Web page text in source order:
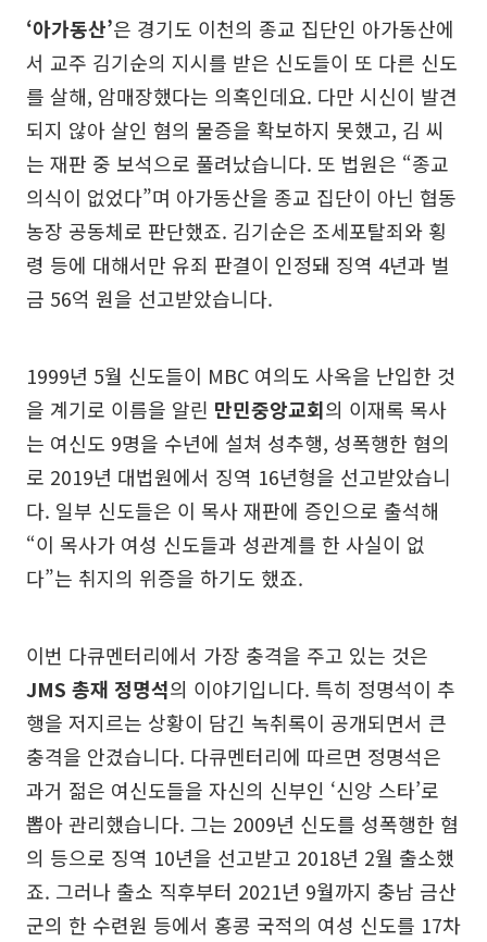
‘아가동산’은 경기도 이천의 종교 집단인 아가동산에
서 교주 김기순의 지시를 받은 신도들이 또 다른 신도
를 살해, 암매장했다는 의혹인데요. 다만 시신이 발견
되지 않아 살인 혐의 물증을 확보하지 못했고, 김 씨
는 재판 중 보석으로 풀려났습니다. 또 법원은 “종교
의식이 없었다”며 아가동산을 종교 집단이 아닌 협동
농장 공동체로 판단했죠. 김기순은 조세포탈죄와 횡
령 등에 대해서만 유죄 판결이 인정돼 징역 4년과 벌
금 56억 원을 선고받았습니다.
1999년 5월 신도들이 MBC 여의도 사옥을 난입한 것
을 계기로 이름을 알린 만민중앙교회의 이재록 목사
는 여신도 9명을 수년에 설쳐 성추행, 성폭행한 혐의
로 2019년 대법원에서 징역 16년형을 선고받았습니
다. 일부 신도들은 이 목사 재판에 증인으로 출석해
“이 목사가 여성 신도들과 성관계를 한 사실이 없
다”는 취지의 위증을 하기도 했죠.
이번 다큐멘터리에서 가장 충격을 주고 있는 것은
JMS 총재 정명석의 이야기입니다. 특히 정명석이 추
행을 저지르는 상황이 담긴 녹취록이 공개되면서 큰
충격을 안겼습니다. 다큐멘터리에 따르면 정명석은
과거 젊은 여신도들을 자신의 신부인 ‘신앙 스타’로
뽑아 관리했습니다. 그는 2009년 신도를 성폭행한 혐
의 등으로 징역 10년을 선고받고 2018년 2월 출소했
죠. 그러나 출소 직후부터 2021년 9월까지 충남 금산
군의 한 수련원 등에서 홍콩 국적의 여성 신도를 17차